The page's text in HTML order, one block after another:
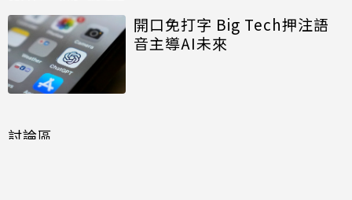
開口免打字 Big Tech押注語
音主導AI未來
討論區